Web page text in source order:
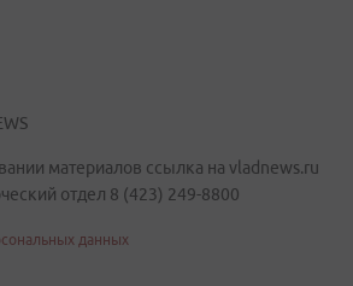
материалов ссылка на vladnews.ru
отдел 8 (423) 249-8800
данных